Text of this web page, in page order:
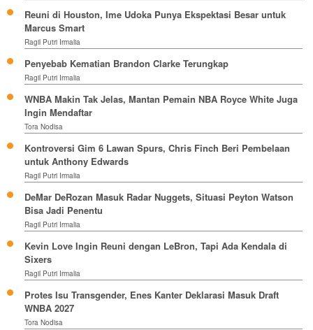
Reuni di Houston, Ime Udoka Punya Ekspektasi Besar untuk
Marcus Smart
Ragil Putri Irmalia
Penyebab Kematian Brandon Clarke Terungkap
Ragil Putri Irmalia
WNBA Makin Tak Jelas, Mantan Pemain NBA Royce White Juga
Ingin Mendaftar
Tora Nodisa
Kontroversi Gim 6 Lawan Spurs, Chris Finch Beri Pembelaan
untuk Anthony Edwards
Ragil Putri Irmalia
DeMar DeRozan Masuk Radar Nuggets, Situasi Peyton Watson
Bisa Jadi Penentu
Ragil Putri Irmalia
Kevin Love Ingin Reuni dengan LeBron, Tapi Ada Kendala di
Sixers
Ragil Putri Irmalia
Protes Isu Transgender, Enes Kanter Deklarasi Masuk Draft
WNBA 2027
Tora Nodisa